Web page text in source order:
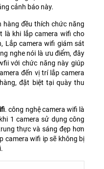
cảnh báo này.
hàng đều thích chức năng
là khi lắp camera wifi cho
Lắp camera wifi giám sát
nghe nói là ưu điểm, đây
với chức năng này giúp
đến vị trí lắp camera
đặt biệt tại quày thu
. công nghệ camera wifi là
1 camera sử dụng công
thực và sáng đẹp hơn
camera wifi ip sẽ không bị